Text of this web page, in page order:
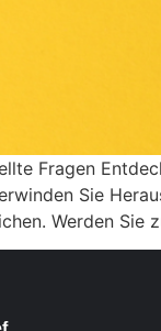
Fragen
Sie
Werden